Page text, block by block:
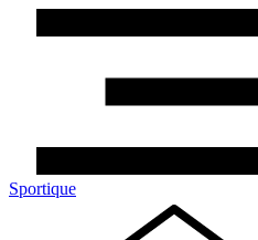
Sportique